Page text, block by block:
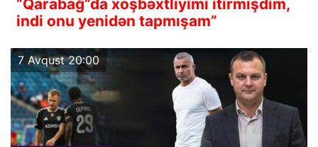
“Qarabağ”da xoşbəxtliyimi itirmişdim,
indi onu yenidən tapmışam”
7 Avqust 20:00